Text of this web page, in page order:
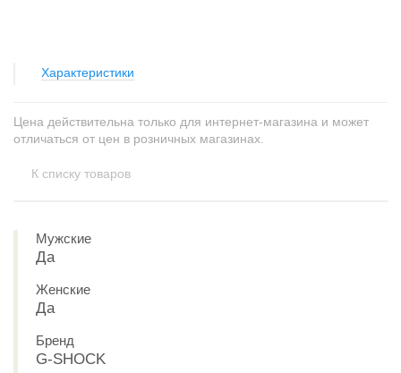
Характеристики
Цена действительна только для интернет-магазина и может
отличаться от цен в розничных магазинах.
К списку товаров
Мужские
Да
Женские
Да
Бренд
G-SHOCK